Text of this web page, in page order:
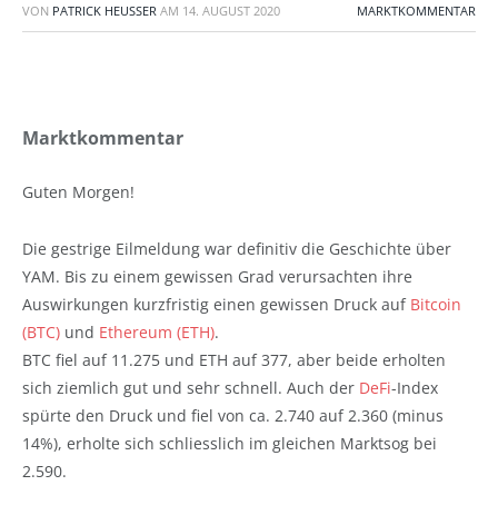
VON PATRICK HEUSSER AM 14. AUGUST 2020 MARKTKOMMENTAR
Marktkommentar
Guten Morgen!
Die gestrige Eilmeldung war definitiv die Geschichte über
YAM. Bis zu einem gewissen Grad verursachten ihre
Auswirkungen kurzfristig einen gewissen Druck auf Bitcoin
(BTC) und Ethereum (ETH).
BTC fiel auf 11.275 und ETH auf 377, aber beide erholten
sich ziemlich gut und sehr schnell. Auch der DeFi-Index
spürte den Druck und fiel von ca. 2.740 auf 2.360 (minus
14%), erholte sich schliesslich im gleichen Marktsog bei
2.590.